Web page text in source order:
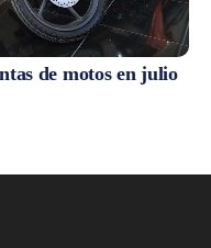
de motos en julio